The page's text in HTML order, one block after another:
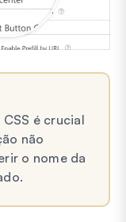
é crucial
não
o nome da